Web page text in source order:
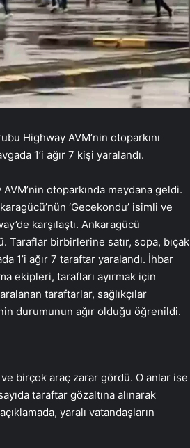
Highway AVM’nin otoparkını
1’i ağır 7 kişi yaralandı.
otoparkında meydana geldi.
‘Gecekondu’ isimli ve
karşılaştı. Ankaragücü
Taraflar birbirlerine satır, sopa, bıçak
1’i ağır 7 taraftar yaralandı. İhbar
ekipleri, tarafları ayırmak için
taraftarlar, sağlıkçılar
durumunun ağır olduğu öğrenildi.
birçok araç zarar gördü. O anlar ise
taraftar gözaltına alınarak
yaralı vatandaşların